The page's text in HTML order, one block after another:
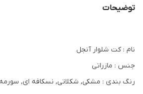
توضیحات
نام : کت شلوار آنجل
جنس : مازراتی
رنگ بندی : مشکی, شکلاتی, نسکافه ای,